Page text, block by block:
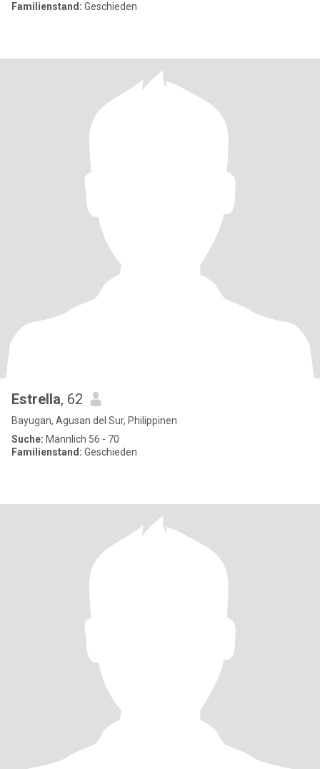
Familienstand: Geschieden
Estrella, 62
Bayugan, Agusan del Sur, Philippinen
Suche: Männlich 56 - 70
Familienstand: Geschieden